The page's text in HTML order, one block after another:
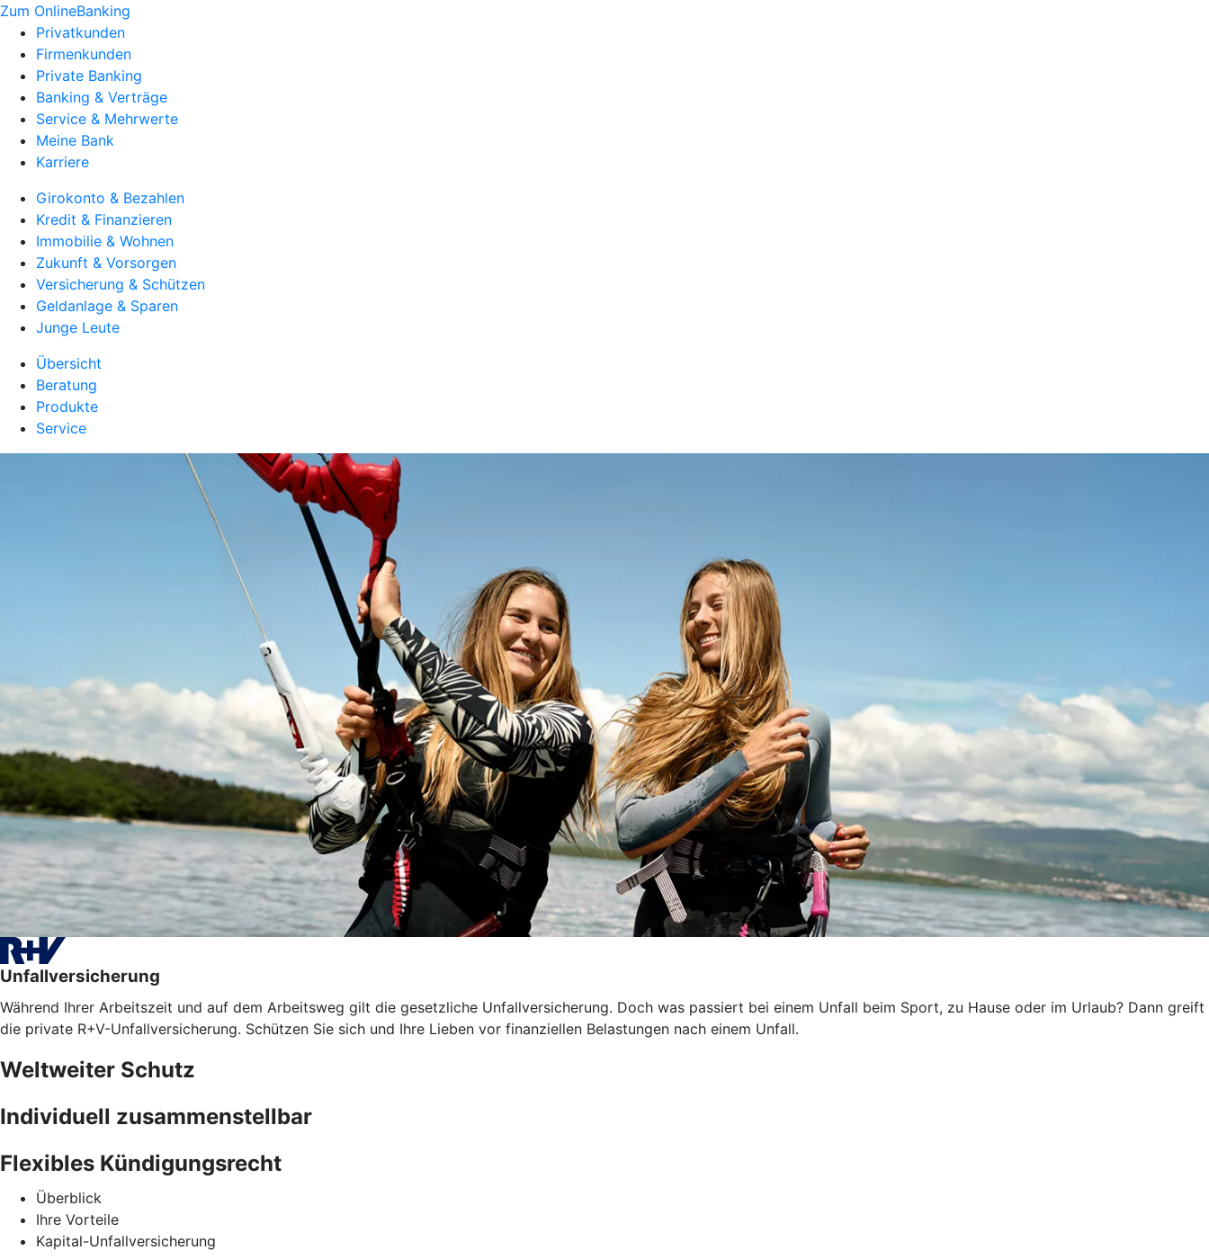
Zum OnlineBanking
Privatkunden
Firmenkunden
Private Banking
Banking & Verträge
Service & Mehrwerte
Meine Bank
Karriere
Girokonto & Bezahlen
Kredit & Finanzieren
Immobilie & Wohnen
Zukunft & Vorsorgen
Versicherung & Schützen
Geldanlage & Sparen
Junge Leute
Übersicht
Beratung
Produkte
Service
Unfallversicherung
Während Ihrer Arbeitszeit und auf dem Arbeitsweg gilt die gesetzliche Unfallversicherung. Doch was passiert bei einem Unfall beim Sport, zu Hause oder im Urlaub? Dann greift
die private R+V-Unfallversicherung. Schützen Sie sich und Ihre Lieben vor finanziellen Belastungen nach einem Unfall.
Weltweiter Schutz
Individuell zusammenstellbar
Flexibles Kündigungsrecht
Überblick
Ihre Vorteile
Kapital-Unfallversicherung